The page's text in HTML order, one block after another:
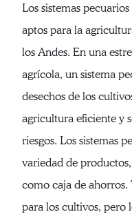
Los sistemas
aptos para la
los Andes. En una
agrícola, un sistema
desechos de los
agricultura eficiente y
riesgos. Los sistemas
variedad de
como caja de
para los cultivos, pero